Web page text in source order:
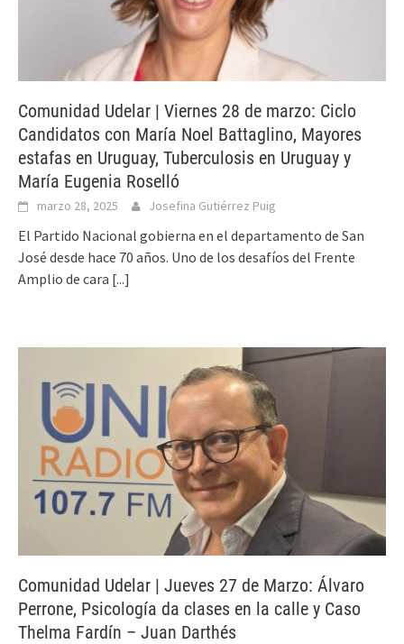
Comunidad Udelar | Viernes 28 de marzo: Ciclo
Candidatos con María Noel Battaglino, Mayores
estafas en Uruguay, Tuberculosis en Uruguay y
María Eugenia Roselló
marzo 28, 2025 Josefina Gutiérrez Puig
El Partido Nacional gobierna en el departamento de San
José desde hace 70 años. Uno de los desafíos del Frente
Amplio de cara [...]
Comunidad Udelar | Jueves 27 de Marzo: Álvaro
Perrone, Psicología da clases en la calle y Caso
Thelma Fardín – Juan Darthés